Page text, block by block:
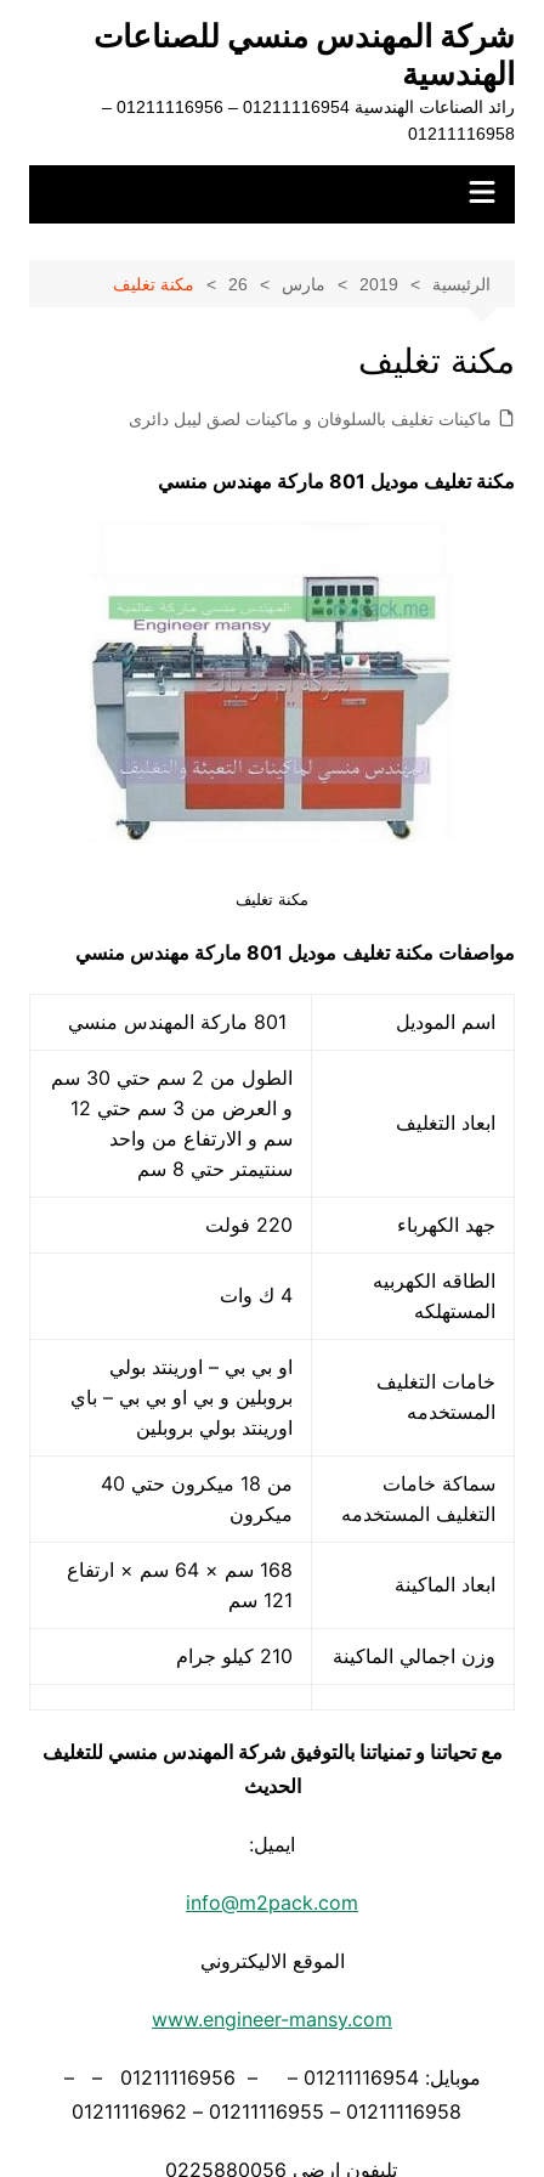
المحتوى
شركة المهندس منسي للصناعات
الهندسية
رائد الصناعات الهندسية 01211116954 – 01211116956 –
01211116958
الرئيسية 2019 مارس 26 مكنة تغليف
مكنة تغليف
ماكينات تغليف بالسلوفان و ماكينات لصق ليبل دائرى
مكنة تغليف موديل 801 ماركة مهندس منسي
مكنة تغليف
مواصفات مكنة تغليف موديل 801 ماركة مهندس منسي
اسم الموديل
ابعاد التغليف
الطول من 2 سم حتي 30 سم
و العرض من 3 سم حتي 12
سم و الارتفاع من واحد
سنتيمتر حتي 8 سم
جهد الكهرباء 220 فولت
الطاقه الكهربيه
المستهلكه
4 ك وات
خامات التغليف
المستخدمه
او بي بي – اورينتد بولي
بروبلين و بي او بي بي – باي
اورينتد بولي بروبلين
سماكة خامات
التغليف المستخدمه
من 18 ميكرون حتي 40
ميكرون
ابعاد الماكينة
168 سم × 64 سم × ارتفاع
121 سم
وزن اجمالي الماكينة 210 كيلو جرام
مع تحياتنا و تمنياتنا بالتوفيق شركة المهندس منسي للتغليف
الحديث
ايميل:
info@m2pack.com
الموقع الاليكتروني
www.engineer-mansy.com
موبايل: 01211116954 – – 01211116956 – –
تليفون ارضي 0225880056